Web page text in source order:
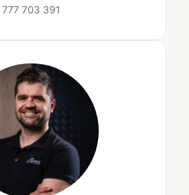
777 703 391